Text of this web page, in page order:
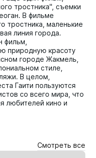
тростника", съемки
В фильме
тростника, маленькие
линия города.
фильм,
природную красоту
городе Жакмель,
стиле,
В целом,
Гаити пользуются
со всего мира, что
любителей кино и
Смотреть все